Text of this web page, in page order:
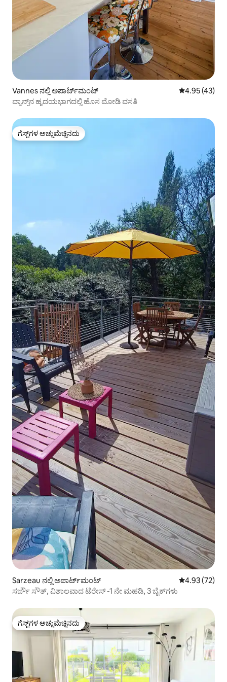
Vannes ನಲ್ಲಿ ಅಪಾರ್ಟ್‌ಮಂಟ್ 5 ರಲ್ಲಿ 4.95
4.95 (43)
ವ್ಯಾನ್ಸ್‌ನ ಹೃದಯಭಾಗದಲ್ಲಿ ಹೊಸ ಮೋಡಿ ವಸತಿ
ಗೆಸ್ಟ್‌ಗಳ ಅಚ್ಚುಮೆಚ್ಚಿನದು
ಗೆಸ್ಟ್‌ಗಳ ಅಚ್ಚುಮೆಚ್ಚಿನದು
Sarzeau ನಲ್ಲಿ ಅಪಾರ್ಟ್‌ಮಂಟ್ 5 ರಲ್ಲಿ 4.93
4.93 (72)
ಸರ್ಜೌ ಸೌತ್, ವಿಶಾಲವಾದ ಟೆರೇಸ್ -1 ನೇ ಮಹಡಿ, 3 ಬೈಕ್‌ಗಳು
ಗೆಸ್ಟ್‌ಗಳ ಅಚ್ಚುಮೆಚ್ಚಿನದು
ಗೆಸ್ಟ್‌ಗಳ ಅಚ್ಚುಮೆಚ್ಚಿನದು